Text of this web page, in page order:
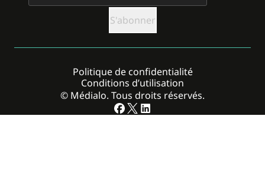
© Médialo. Tous droits réservés.
Politique de confidentialité
Conditions d’utilisation